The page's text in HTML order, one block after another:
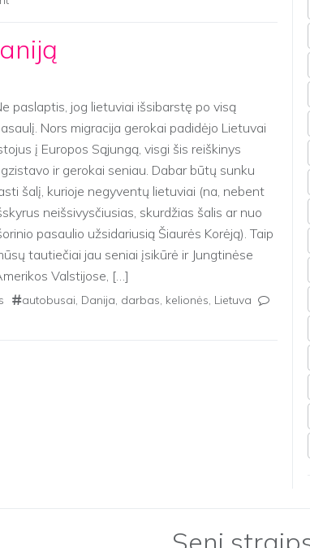
paslaptis, jog lietuviai išsibarstę po visą
Nors migracija gerokai padidėjo Lietuvai
į Europos Sąjungą, visgi šis reiškinys
ir gerokai seniau. Dabar būtų sunku
šalį, kurioje negyventų lietuviai (na, nebent
neišsivysčiusias, skurdžias šalis ar nuo
pasaulio užsidariusią Šiaurės Korėją). Taip
tautiečiai jau seniai įsikūrė ir Jungtinėse
Valstijose, […]
autobusai, Danija, darbas, kelionės, Lietuva
Seni